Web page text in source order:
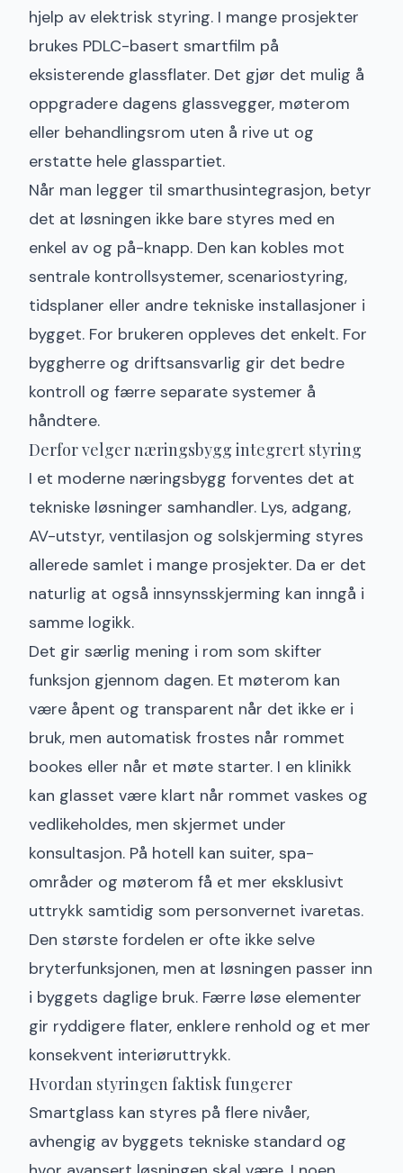
hjelp av elektrisk styring. I mange prosjekter
brukes PDLC-basert smartfilm på
eksisterende glassflater. Det gjør det mulig å
oppgradere dagens glassvegger, møterom
eller behandlingsrom uten å rive ut og
erstatte hele glasspartiet.
Når man legger til smarthusintegrasjon, betyr
det at løsningen ikke bare styres med en
enkel av og på-knapp. Den kan kobles mot
sentrale kontrollsystemer, scenariostyring,
tidsplaner eller andre tekniske installasjoner i
bygget. For brukeren oppleves det enkelt. For
byggherre og driftsansvarlig gir det bedre
kontroll og færre separate systemer å
håndtere.
Derfor velger næringsbygg integrert styring
I et moderne næringsbygg forventes det at
tekniske løsninger samhandler. Lys, adgang,
AV-utstyr, ventilasjon og solskjerming styres
allerede samlet i mange prosjekter. Da er det
naturlig at også innsynsskjerming kan inngå i
samme logikk.
Det gir særlig mening i rom som skifter
funksjon gjennom dagen. Et møterom kan
være åpent og transparent når det ikke er i
bruk, men automatisk frostes når rommet
bookes eller når et møte starter. I en klinikk
kan glasset være klart når rommet vaskes og
vedlikeholdes, men skjermet under
konsultasjon. På hotell kan suiter, spa-
områder og møterom få et mer eksklusivt
uttrykk samtidig som personvernet ivaretas.
Den største fordelen er ofte ikke selve
bryterfunksjonen, men at løsningen passer inn
i byggets daglige bruk. Færre løse elementer
gir ryddigere flater, enklere renhold og et mer
konsekvent interiøruttrykk.
Hvordan styringen faktisk fungerer
Smartglass kan styres på flere nivåer,
avhengig av byggets tekniske standard og